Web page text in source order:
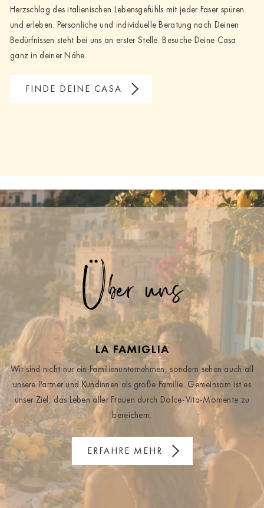
Herzschlag des italienischen Lebensgefühls mit jeder Faser spüren
und erleben. Persönliche und individuelle Beratung nach Deinen
Bedürfnissen steht bei uns an erster Stelle. Besuche Deine Casa
ganz in deiner Nähe.
FINDE DEINE CASA
Über uns
LA FAMIGLIA
Wir sind nicht nur ein Familienunternehmen, sondern sehen auch all
unsere Partner und Kundinnen als große Familie. Gemeinsam ist es
unser Ziel, das Leben aller Frauen durch Dolce-Vita-Momente zu
bereichern.
ERFAHRE MEHR